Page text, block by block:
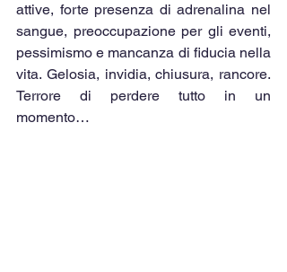
attive, forte presenza di adrenalina nel
sangue, preoccupazione per gli eventi,
pessimismo e mancanza di fiducia nella
vita. Gelosia, invidia, chiusura, rancore.
Terrore di perdere tutto in un
momento…